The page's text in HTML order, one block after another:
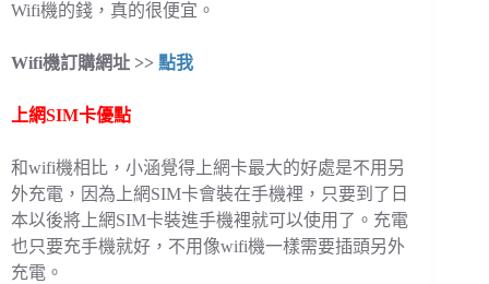
Wifi機的錢，真的很便宜。
Wifi機訂購網址 >> 點我
上網SIM卡優點
和wifi機相比，小涵覺得上網卡最大的好處是不用另
外充電，因為上網SIM卡會裝在手機裡，只要到了日
本以後將上網SIM卡裝進手機裡就可以使用了。充電
也只要充手機就好，不用像wifi機一樣需要插頭另外
充電。